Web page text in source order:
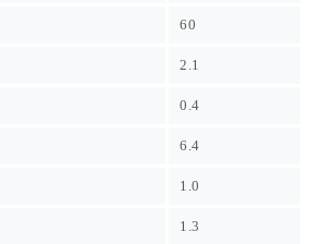
60
2.1
0.4
6.4
1.0
1.3